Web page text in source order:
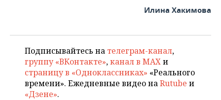
Илина Хакимова
Подписывайтесь на телеграм-канал,
группу «ВКонтакте»,канал в MAXи
страницу в «Одноклассниках» «Реального
времени». Ежедневные видео наRutube и
«Дзене».